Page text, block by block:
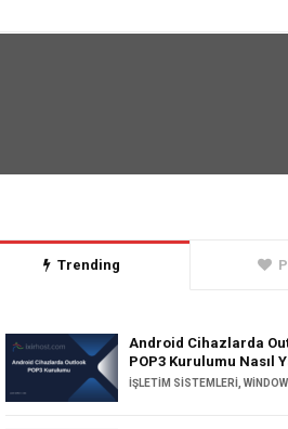
Trending
Android Cihazlarda
POP3 Kurulumu Nasıl
İŞLETIM SISTEMLERI ,